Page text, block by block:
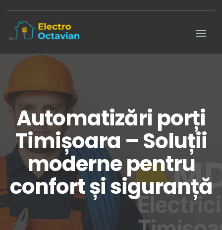
Automatizări porți
Timișoara – Soluții
moderne pentru
confort și siguranță